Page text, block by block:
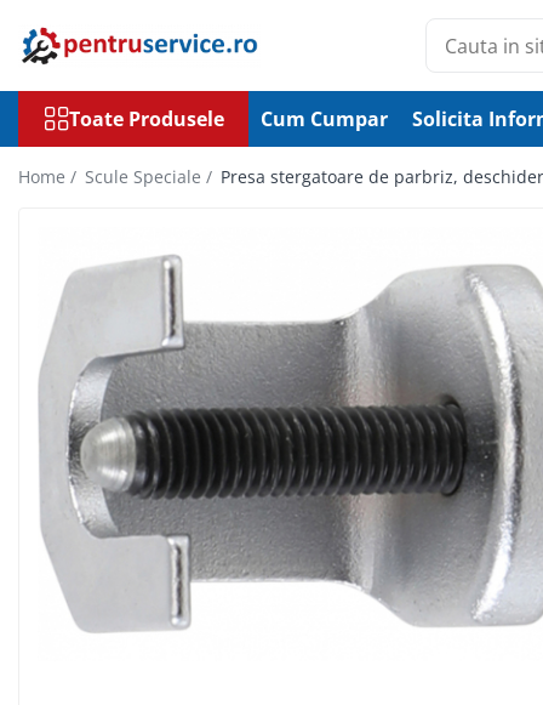
Scule Speciale
Scule speciale pentru electrice
Extractoare, Injectoare, Rulmenti
Tinichigerie, Caroserie
Sistem de racire, incalzire, aer
conditionat
Unelte de Motor si accesorii
Scule Speciale pentru atelier
Schimb Ulei
Dispozitiv de testare
Dispozitive pentru anvelope
Gresoare
Toate Produsele Cum Cumpar Solicita
Home / Scule Speciale / Presa stergatoare de parbriz,